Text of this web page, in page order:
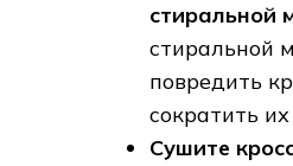
стиральной
стиральной
повредить
сократить
Сушите